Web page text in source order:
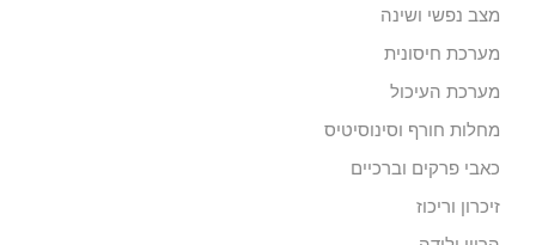
מצב נפשי ושינה
מערכת חיסונית
מערכת העיכול
מחלות חורף וסינוסיטיס
כאבי פרקים וברכיים
זיכרון וריכוז